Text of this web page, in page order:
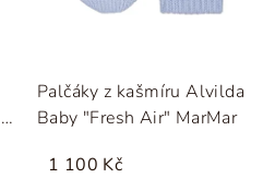
Palčáky z kašmíru Alvilda
Baby "Fresh Air" MarMar
1 100 Kč